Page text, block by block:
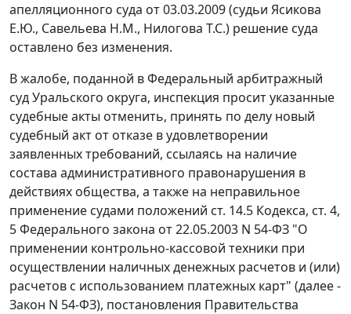
апелляционного суда от 03.03.2009 (судьи Ясикова
Е.Ю., Савельева Н.М., Нилогова Т.С.) решение суда
оставлено без изменения.
В жалобе, поданной в Федеральный арбитражный
суд Уральского округа, инспекция просит указанные
судебные акты отменить, принять по делу новый
судебный акт от отказе в удовлетворении
заявленных требований, ссылаясь на наличие
состава административного правонарушения в
действиях общества, а также на неправильное
применение судами положений ст. 14.5 Кодекса, ст. 4,
5Федерального закона от 22.05.2003 N 54-ФЗ "О
применении контрольно-кассовой техники при
осуществлении наличных денежных расчетов и (или)
расчетов с использованием платежных карт" (далее -
Закон N 54-ФЗ), постановления Правительства